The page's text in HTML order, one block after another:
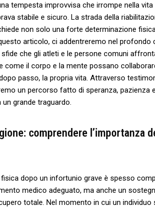
tempesta improvvisa che irrompe nella
stabile e sicuro. La strada della
non solo una forte‌ determinazione
articolo, ci addentreremo nel⁣ profondo
che gli atleti e le persone comuni
come il corpo e la mente possano​
passo, la propria vita. Attraverso
un ‍percorso ​fatto di speranza, ‌pazienza
grande traguardo.
comprendere ⁢l’importanza
dopo un infortunio​ grave è⁢ spesso
medico adeguato, ⁣ma anche un
totale. Nel momento in cui‍ un⁢